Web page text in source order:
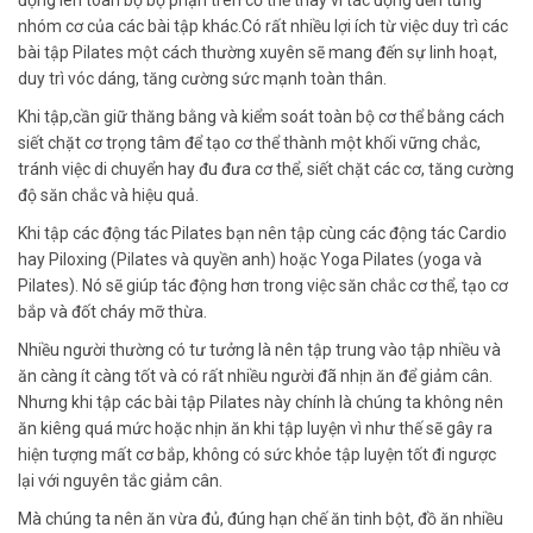
nhóm cơ của các bài tập khác.Có rất nhiều lợi ích từ việc duy trì các
bài tập Pilates một cách thường xuyên sẽ mang đến sự linh hoạt,
duy trì vóc dáng, tăng cường sức mạnh toàn thân.
Khi tập,cần giữ thăng bằng và kiểm soát toàn bộ cơ thể bằng cách
siết chặt cơ trọng tâm để tạo cơ thể thành một khối vững chắc,
tránh việc di chuyển hay đu đưa cơ thể, siết chặt các cơ, tăng cường
độ săn chắc và hiệu quả.
Khi tập các động tác Pilates bạn nên tập cùng các động tác Cardio
hay Piloxing (Pilates và quyền anh) hoặc Yoga Pilates (yoga và
Pilates). Nó sẽ giúp tác động hơn trong việc săn chắc cơ thể, tạo cơ
bắp và đốt cháy mỡ thừa.
Nhiều người thường có tư tưởng là nên tập trung vào tập nhiều và
ăn càng ít càng tốt và có rất nhiều người đã nhịn ăn để giảm cân.
Nhưng khi tập các bài tập Pilates này chính là chúng ta không nên
ăn kiêng quá mức hoặc nhịn ăn khi tập luyện vì như thế sẽ gây ra
hiện tượng mất cơ bắp, không có sức khỏe tập luyện tốt đi ngược
lại với nguyên tắc giảm cân.
Mà chúng ta nên ăn vừa đủ, đúng hạn chế ăn tinh bột, đồ ăn nhiều